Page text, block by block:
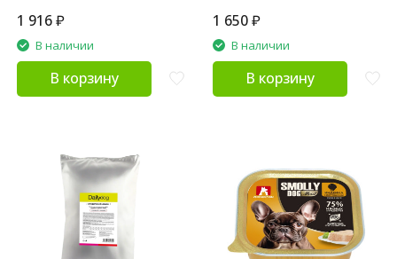
1 916₽
В наличии
В корзину
1 650₽
В наличии
В корзину